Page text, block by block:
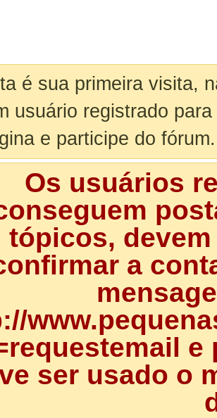
é sua primeira visita,
usuário registrado
e participe do fórum.
Os usuários
tópicos,
a
ser usado o